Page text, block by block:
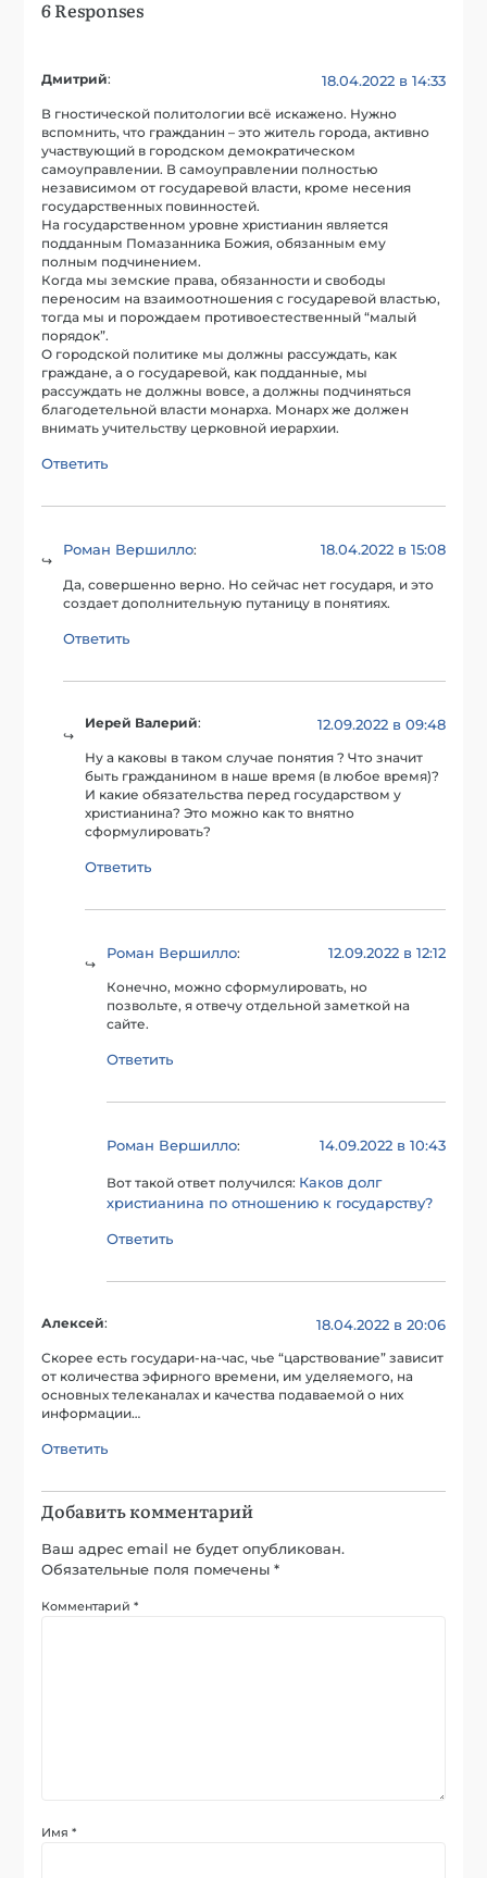
6 Responses
Дмитрий: 18.04.2022 в 14:33
В гностической политологии всё искажено. Нужно
вспомнить, что гражданин – это житель города, активно
участвующий в городском демократическом
самоуправлении. В самоуправлении полностью
независимом от государевой власти, кроме несения
государственных повинностей.
На государственном уровне христианин является
подданным Помазанника Божия, обязанным ему
полным подчинением.
Когда мы земские права, обязанности и свободы
переносим на взаимоотношения с государевой властью,
тогда мы и порождаем противоестественный “малый
порядок”.
О городской политике мы должны рассуждать, как
граждане, а о государевой, как подданные, мы
рассуждать не должны вовсе, а должны подчиняться
благодетельной власти монарха. Монарх же должен
внимать учительству церковной иерархии.
Ответить
Роман Вершилло: 18.04.2022 в 15:08
Да, совершенно верно. Но сейчас нет государя, и это
создает дополнительную путаницу в понятиях.
Ответить
Иерей Валерий: 12.09.2022 в 09:48
Ну а каковы в таком случае понятия ? Что значит
быть гражданином в наше время (в любое время)?
И какие обязательства перед государством у
христианина? Это можно как то внятно
сформулировать?
Ответить
Роман Вершилло: 12.09.2022 в 12:12
Конечно, можно сформулировать, но
позвольте, я отвечу отдельной заметкой на
сайте.
Ответить
Роман Вершилло: 14.09.2022 в 10:43
Вот такой ответ получился: Каков долг
христианина по отношению к государству?
Ответить
Алексей: 18.04.2022 в 20:06
Скорее есть государи-на-час, чье “царствование” зависит
от количества эфирного времени, им уделяемого, на
основных телеканалах и качества подаваемой о них
информации…
Ответить
Добавить комментарий
Ваш адрес email не будет опубликован.
Обязательные поля помечены*
Комментарий*
Имя*